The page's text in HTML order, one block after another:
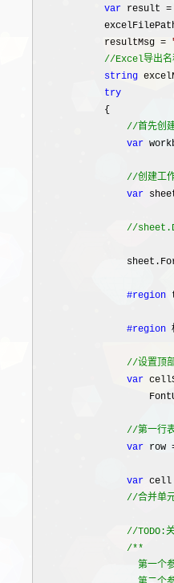
var result =
            resultMsg
=
//Excel导出名
string
try
            {
// 首先创
var
//创建工
var
//
#region
#region
//设置顶
var
//第一行
var row
var cell
//合并单
//TODO:
/**
第一个